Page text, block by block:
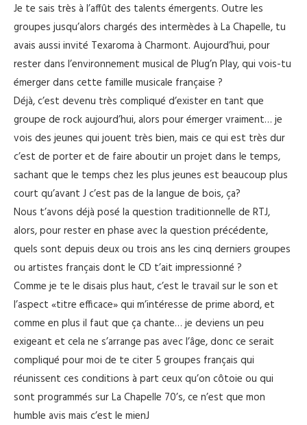
Je te sais très à l’affût des talents émergents. Outre les
groupes jusqu’alors chargés des intermèdes à La Chapelle, tu
avais aussi invité Texaroma à Charmont. Aujourd’hui, pour
rester dans l’environnement musical de Plug’n Play, qui vois-tu
émerger dans cette famille musicale française ?
Déjà, c’est devenu très compliqué d’exister en tant que
groupe de rock aujourd’hui, alors pour émerger vraiment… je
vois des jeunes qui jouent très bien, mais ce qui est très dur
c’est de porter et de faire aboutir un projet dans le temps,
sachant que le temps chez les plus jeunes est beaucoup plus
court qu’avant J c’est pas de la langue de bois, ça?
Nous t’avons déjà posé la question traditionnelle de RTJ,
alors, pour rester en phase avec la question précédente,
quels sont depuis deux ou trois ans les cinq derniers groupes
ou artistes français dont le CD t’ait impressionné ?
Comme je te le disais plus haut, c’est le travail sur le son et
l’aspect «titre efficace» qui m’intéresse de prime abord, et
comme en plus il faut que ça chante… je deviens un peu
exigeant et cela ne s’arrange pas avec l’âge, donc ce serait
compliqué pour moi de te citer 5 groupes français qui
réunissent ces conditions à part ceux qu’on côtoie ou qui
sont programmés sur La Chapelle 70’s, ce n’est que mon
humble avis mais c’est le mienJ